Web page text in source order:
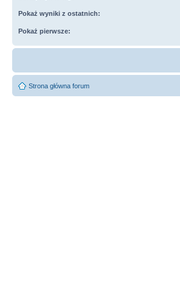
Pokaż wyniki z ostatnich:
Pokaż pierwsze:
Strona główna forum